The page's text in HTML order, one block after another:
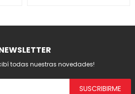
todas nuestras novedades!
SUSCRIBIRME